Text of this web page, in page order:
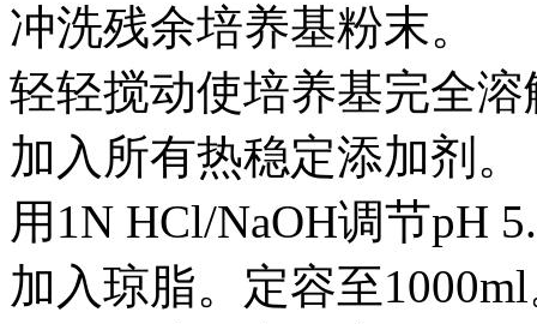
冲洗残余培养基粉末。
轻轻搅动使培养基完全溶
加入所有热稳定添加剂。
用1N HCl/NaOH调节pH
加入琼脂。定容至